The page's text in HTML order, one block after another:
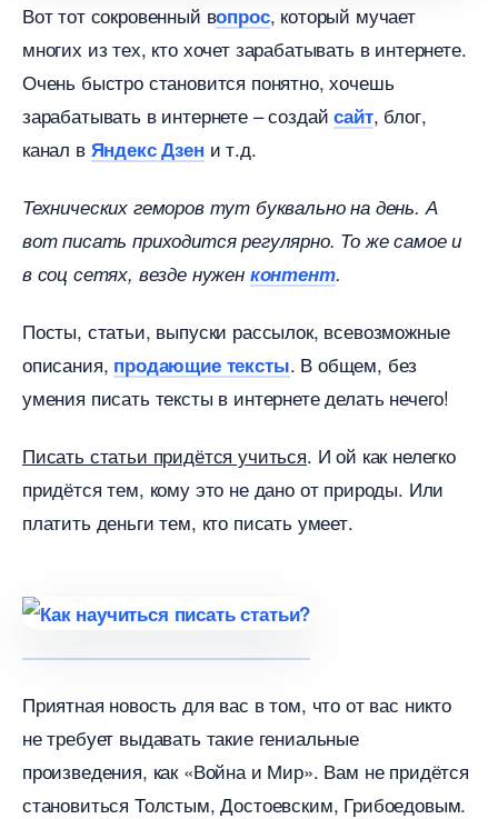
от тот сокровенныйопрос, который мучает
многих из тех, кто хочет зарабатывать в интернете.
Очень быстро становится понятно, хочешь
зарабатывать в интернете – создайсайт, блог,
канал Яндекс Дзен и т.д.
Технических геморов тут буквально на день. А
от писать приходится регулярно. То же самое и
соц сетях, везде нужен контент.
Посты, статьи, выпуски рассылок, всевозможные
описания, продающие тексты. В общем, без
умения писать тексты в интернете делать нечего!
Писать статьи придётся учиться. И ой как нелегко
придётся тем, кому это не дано от природы. Или
платить деньги тем, кто писать умеет.
Приятная новость для вас в том, что от вас никто
не требует выдавать такие гениальные
произведения, как «Война и Мир». Вам не придётся
становиться Толстым, Достоевским, Грибоедовым.